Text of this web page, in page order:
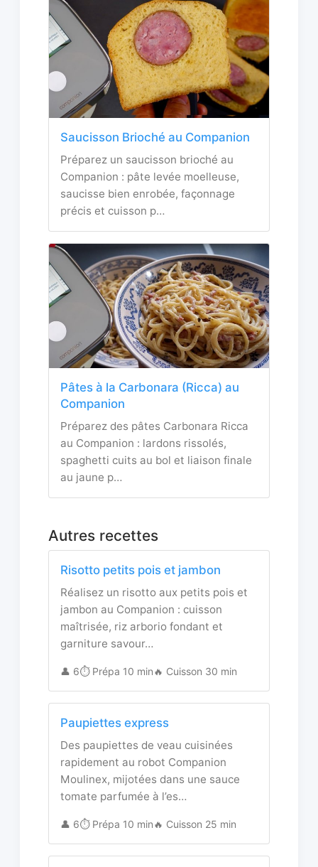
Saucisson Brioché au Companion
Préparez un saucisson brioché au
Companion : pâte levée moelleuse,
saucisse bien enrobée, façonnage
précis et cuisson p…
Pâtes à la Carbonara (Ricca) au
Companion
Préparez des pâtes Carbonara Ricca
au Companion : lardons rissolés,
spaghetti cuits au bol et liaison finale
au jaune p…
Autres recettes
Risotto petits pois et jambon
Réalisez un risotto aux petits pois et
jambon au Companion : cuisson
maîtrisée, riz arborio fondant et
garniture savour…
👤 6⏱️ Prépa 10 min🔥 Cuisson 30 min
Paupiettes express
Des paupiettes de veau cuisinées
rapidement au robot Companion
Moulinex, mijotées dans une sauce
tomate parfumée à l’es…
👤 6⏱️ Prépa 10 min🔥 Cuisson 25 min